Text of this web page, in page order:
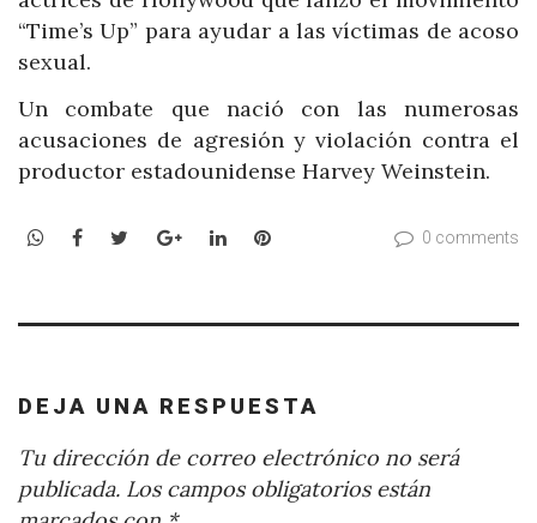
“Time’s Up” para ayudar a las víctimas de acoso
sexual.
Un combate que nació con las numerosas
acusaciones de agresión y violación contra el
productor estadounidense Harvey Weinstein.
WhatsApp
Facebook
TwitterGoogle+LinkedInPinterest 0 comments
DEJA UNA RESPUESTA
Tu dirección de correo electrónico no será
publicada. Los campos obligatorios están